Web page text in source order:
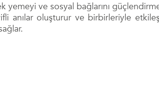
ve sosyal bağlarını
anılar oluşturur ve birbirleriyle